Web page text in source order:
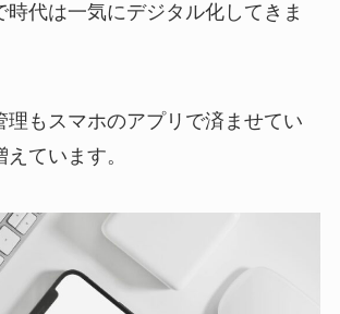
時代は一気にデジタル化してきま
理もスマホのアプリで済ませてい
ています。